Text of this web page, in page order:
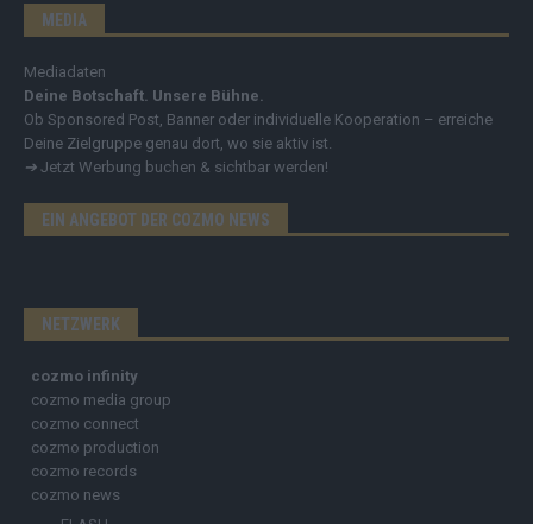
MEDIA
Mediadaten
Deine Botschaft. Unsere Bühne.
Ob Sponsored Post, Banner oder individuelle Kooperation – erreiche
Deine Zielgruppe genau dort, wo sie aktiv ist.
➔ Jetzt Werbung buchen & sichtbar werden!
EIN ANGEBOT DER COZMO NEWS
NETZWERK
cozmo infinity
cozmo media group
cozmo connect
cozmo production
cozmo records
cozmo news